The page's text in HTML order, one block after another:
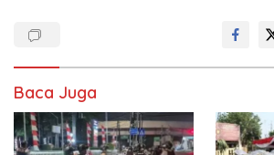
Baca Juga